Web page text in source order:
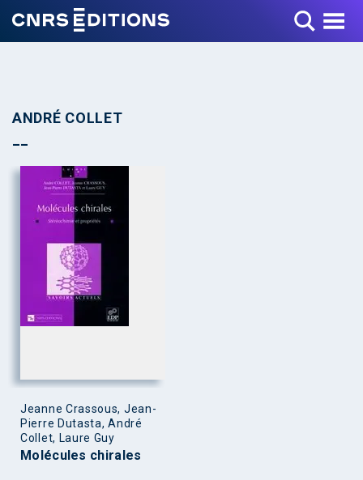
Toggle Menu
ANDRÉ COLLET
Jeanne Crassous, Jean-
Pierre Dutasta, André
Collet, Laure Guy
Molécules chirales